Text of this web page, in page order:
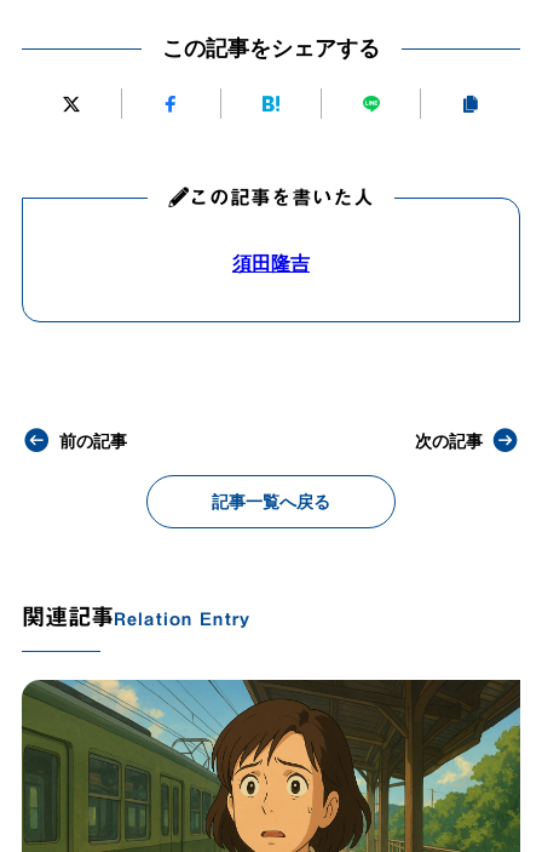
この記事をシェアする
この記事を書いた人
須田隆吉
前の記事
記事一覧へ戻る
次の記事
関連記事Relation Entry